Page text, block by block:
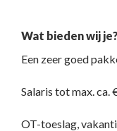
Wat bieden wij je?
Een zeer goed
Salaris tot max. ca.
OT-toeslag,